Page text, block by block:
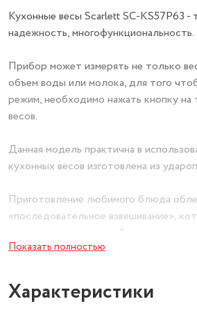
Кухонные весы Scarlett SC-KS57P63 -
надежность, многофункциональность.
Прибор может измерять не только
объем воды или молока, для того
режим, необходимо нажать кнопку на
весов.
Данная модель практична в
кухонных весов изготовлена из
Приготовление любимого блюда
«последовательное взвешивание»,
узнать вес каждого добавляемого
Показать полностью
Характеристики